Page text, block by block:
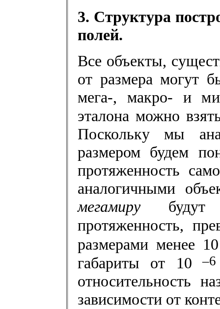
3. Структура
полей.
Все объекты,
от размера могут
мега-, макро- и
эталона можно
Поскольку мы
размером будем
протяженность
аналогичными
мегамирубудут
протяженность,
размерами менее 10
габариты от 10 –6
относительность
зависимости от